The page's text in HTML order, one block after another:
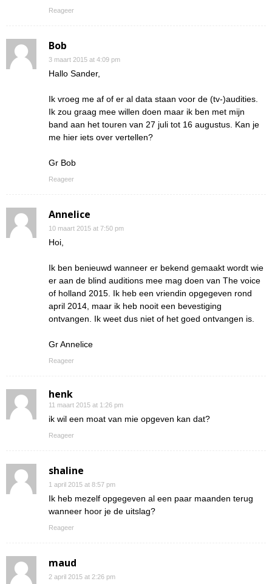
Reageer
Bob
3 maart 2015 at 4:09 pm
Hallo Sander,
Ik vroeg me af of er al data staan voor de (tv-)audities.
Ik zou graag mee willen doen maar ik ben met mijn
band aan het touren van 27 juli tot 16 augustus. Kan je
me hier iets over vertellen?
Gr Bob
Reageer
Annelice
10 maart 2015 at 7:50 pm
Hoi,
Ik ben benieuwd wanneer er bekend gemaakt wordt wie
er aan de blind auditions mee mag doen van The voice
of holland 2015. Ik heb een vriendin opgegeven rond
april 2014, maar ik heb nooit een bevestiging
ontvangen. Ik weet dus niet of het goed ontvangen is.
Gr Annelice
Reageer
henk
11 maart 2015 at 1:26 pm
ik wil een moat van mie opgeven kan dat?
Reageer
shaline
1 april 2015 at 8:57 pm
Ik heb mezelf opgegeven al een paar maanden terug
wanneer hoor je de uitslag?
Reageer
maud
2 april 2015 at 2:26 pm